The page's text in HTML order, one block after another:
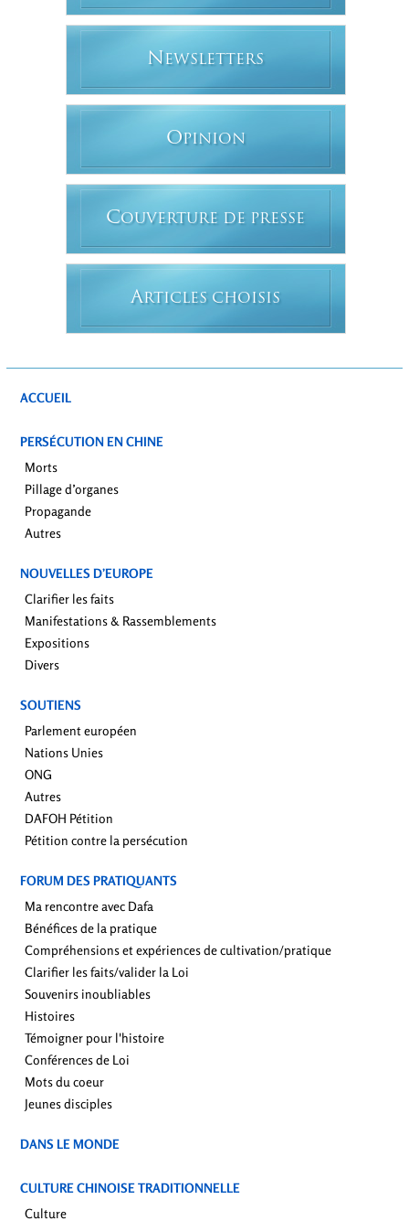
N EWSLETTERS
OPINION
COUVERTURE DE PRESSE
ARTICLES CHOISIS
ACCUEIL
PERSÉCUTION EN CHINE
Morts
Pillage d’organes
Propagande
Autres
NOUVELLES D’EUROPE
Clarifier les faits
Manifestations & Rassemblements
Expositions
Divers
SOUTIENS
Parlement européen
Nations Unies
ONG
Autres
DAFOH Pétition
Pétition contre la persécution
FORUM DES PRATIQUANTS
Ma rencontre avec Dafa
Bénéfices de la pratique
Compréhensions et expériences de cultivation/pratique
Clarifier les faits/valider la Loi
Souvenirs inoubliables
Histoires
Témoigner pour l'histoire
Conférences de Loi
Mots du coeur
Jeunes disciples
DANS LE MONDE
CULTURE CHINOISE TRADITIONNELLE
Culture